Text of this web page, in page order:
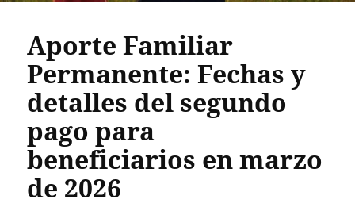
Aporte Familiar
Permanente: Fechas y
detalles del segundo
pago para
beneficiarios en marzo
de 2026